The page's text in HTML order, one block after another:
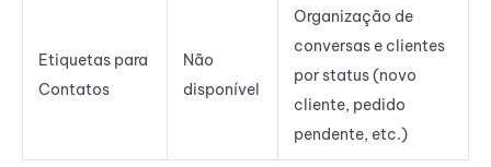
Etiquetas para
Contatos
Não
disponível
Organização de
conversas e clientes
por status (novo
cliente, pedido
pendente, etc.)